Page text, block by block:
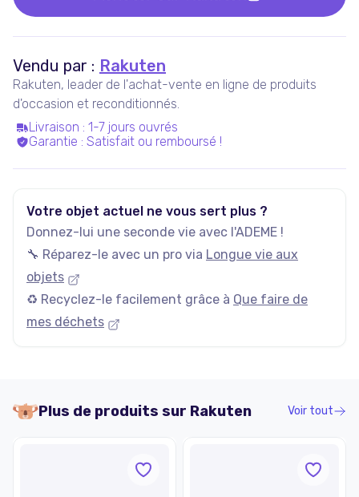
Vendu par : Rakuten
Rakuten, leader de l'achat-vente en ligne de produits
d'occasion et reconditionnés.
Livraison : 1-7 jours ouvrés
Garantie : Satisfait ou remboursé !
Votre objet actuel ne vous sert plus ?
Donnez-lui une seconde vie avec l'ADEME !
🔧 Réparez-le avec un pro via Longue vie aux
objets
♻️ Recyclez-le facilement grâce à Que faire de
mes déchets
Plus de produits sur Rakuten Voir tout